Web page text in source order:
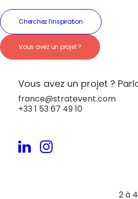
Cherchez l’inspiration
Vous avez un projet ?
Vous avez un projet ?
france@stratevent.com
+33 1 53 67 49 10
Séminaire au
Carvoeiro –
dorées et
préservé
Algarve
2 à